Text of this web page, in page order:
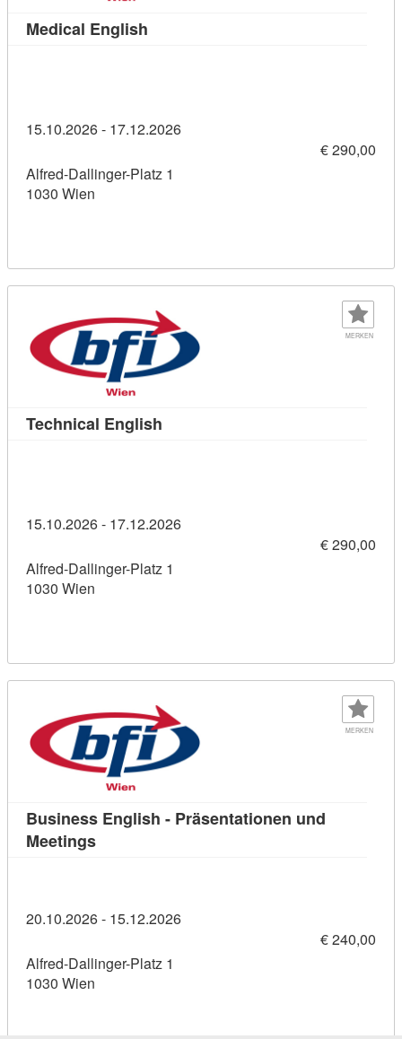
Medical English
15.10.2026 - 17.12.2026
€ 290,00
Alfred-Dallinger-Platz 1
1030 Wien
MERKEN
Technical English
15.10.2026 - 17.12.2026
€ 290,00
Alfred-Dallinger-Platz 1
1030 Wien
MERKEN
Business English - Präsentationen und
MeetingsKursdetail: Business English -
20.10.2026 - 15.12.2026
€ 240,00
Alfred-Dallinger-Platz 1
1030 Wien